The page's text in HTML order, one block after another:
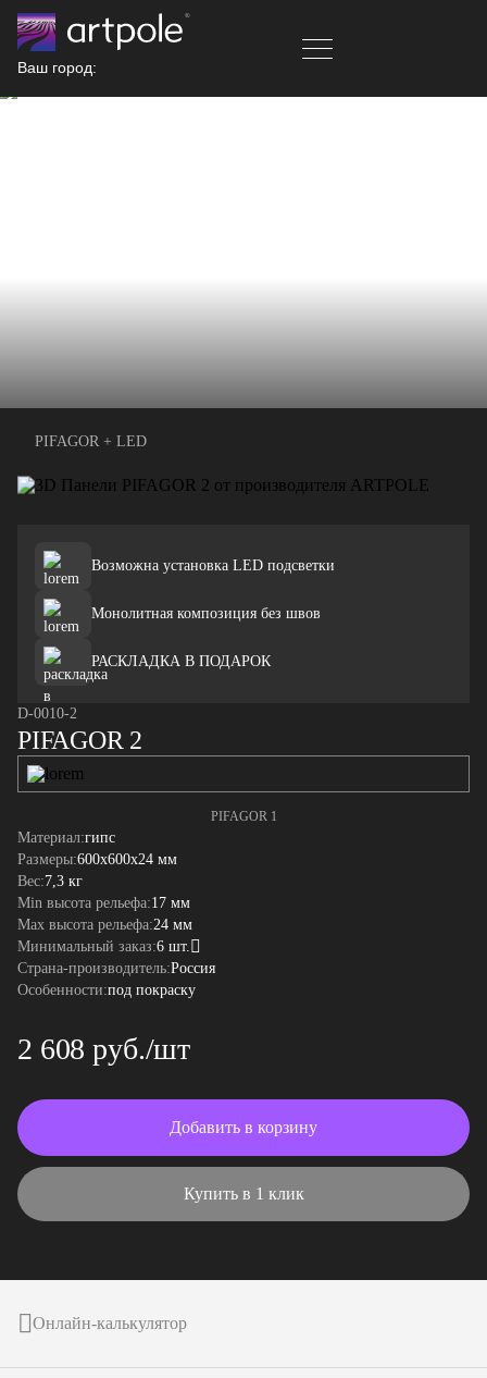
Ваш город:
PIFAGOR + LED
Возможна установка LED подсветки
Монолитная композиция без швов
РАСКЛАДКА В ПОДАРОК
D-0010-2
PIFAGOR 2
PIFAGOR 1
Материал:гипс
Размеры:600x600x24 мм
Вес:7,3 кг
Min высота рельефа:17 мм
Max высота рельефа:24 мм
Минимальный заказ:6 шт.
Страна-производитель:Россия
Особенности:под покраску
2 608 руб./шт
Добавить в корзину
Купить в 1 клик
Онлайн-калькулятор